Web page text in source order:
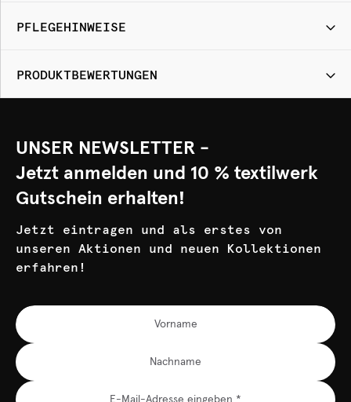
PFLEGEHINWEISE
PRODUKTBEWERTUNGEN
UNSER NEWSLETTER -
Jetzt anmelden und 10 % textilwerk
Gutschein erhalten!
Jetzt eintragen und als erstes von
unseren Aktionen und neuen Kollektionen
erfahren!